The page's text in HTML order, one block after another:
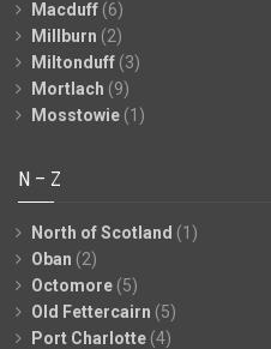
Macduff (6)
Millburn (2)
Miltonduff (3)
Mortlach (9)
Mosstowie (1)
N – Z
North of Scotland (1)
Oban (2)
Octomore (5)
Old Fettercairn (5)
Port Charlotte (4)